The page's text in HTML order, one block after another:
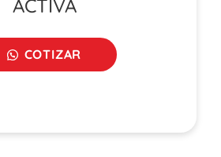
ACTIVA
COTIZAR